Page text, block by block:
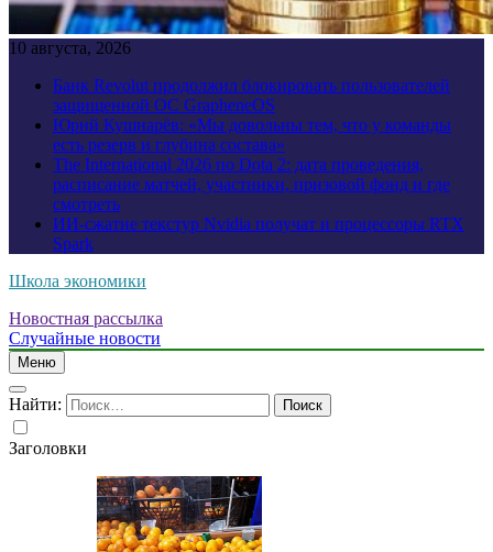
10 августа, 2026
Банк Revolut продолжил блокировать пользователей
защищенной ОС GrapheneOS
Юрий Кушнарёв: «Мы довольны тем, что у команды
есть резерв и глубина состава»
The International 2026 по Dota 2: дата проведения,
расписание матчей, участники, призовой фонд и где
смотреть
ИИ-сжатие текстур Nvidia получат и процессоры RTX
Spark
Школа экономики
Новостная рассылка
Случайные новости
Меню
Найти:
Заголовки